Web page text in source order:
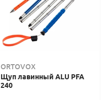
ORTOVOX
Щуп лавинный ALU PFA
240